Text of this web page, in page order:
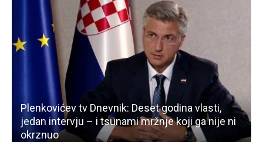
Plenkovićev tv Dnevnik: Deset godina vlasti,
jedan intervju – i tsunami mržnje koji ga nije ni
okrznuo